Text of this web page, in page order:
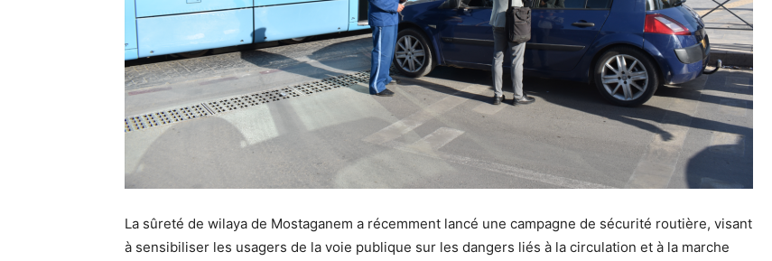
La sûreté de wilaya de Mostaganem a récemment lancé une campagne de sécurité routière, visant
à sensibiliser les usagers de la voie publique sur les dangers liés à la circulation et à la marche